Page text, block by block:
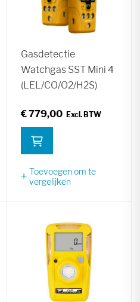
Gasdetectie
Watchgas SST Mini 4
(LEL/CO/O2/H2S)
€ 779,00
Toevoegen om te
vergelijken